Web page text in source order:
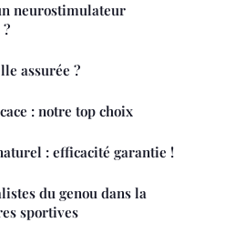
neurostimulateur
assurée ?
: notre top choix
: efficacité garantie !
du genou dans la
sportives